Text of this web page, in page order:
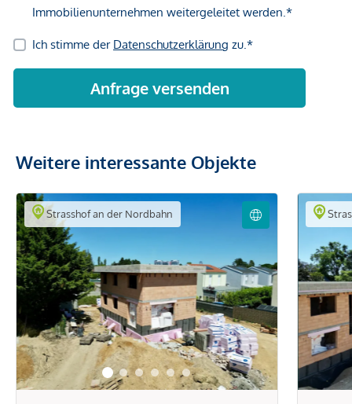
Weitere interessante Objekte
Strasshof an der Nordbahn